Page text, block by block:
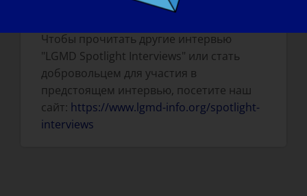
могла кататься. Это разбило мне сердце!
Чтобы прочитать другие интервью
"LGMD Spotlight Interviews" или стать
добровольцем для участия в
предстоящем интервью, посетите наш
сайт: https://www.lgmd-info.org/spotlight-
interviews